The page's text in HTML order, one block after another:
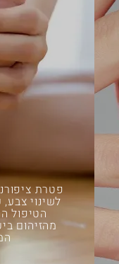
פטרת
לשינוי צבע,
הטיפול
מהזיהום